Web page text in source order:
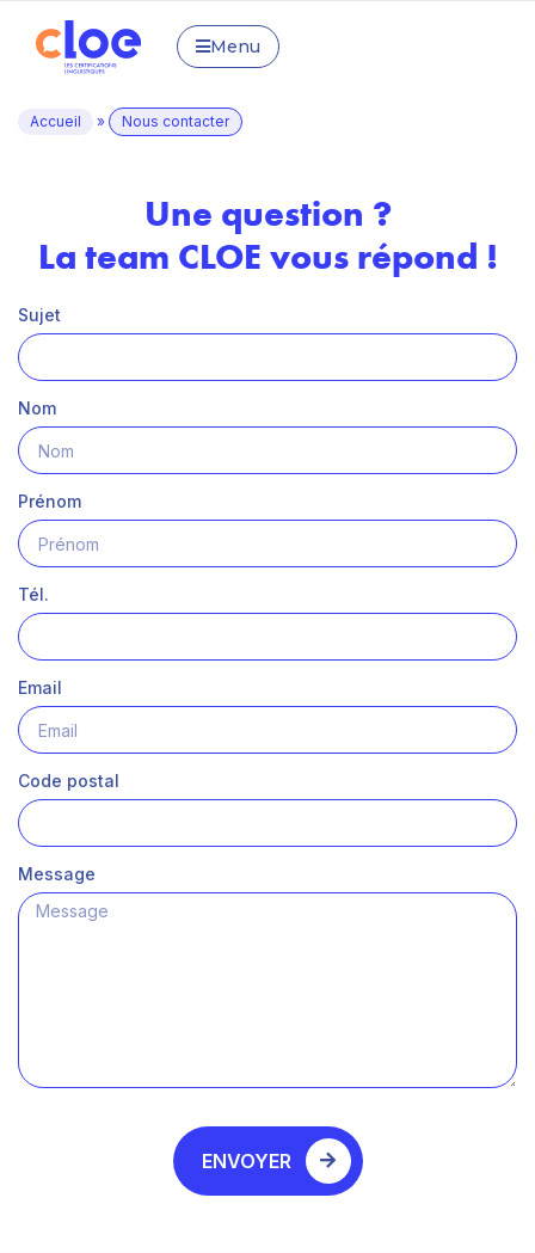
Menu
Accueil » Nous contacter
Une question ?
La team CLOE vous répond !
Sujet
Nom
Prénom
Tél.
Email
Code postal
Message
ENVOYER